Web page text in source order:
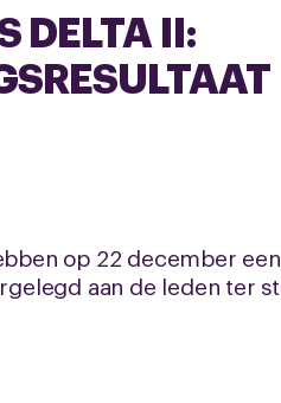
DELTA II:
op 22 december
aan de leden ter